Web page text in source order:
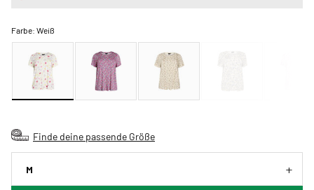
Farbe:Weiß
Finde deine passende Größe
M